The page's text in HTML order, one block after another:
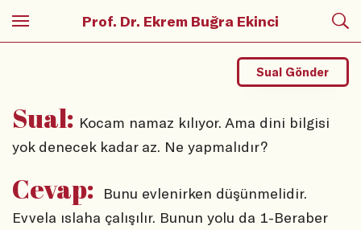
Prof. Dr. Ekrem Buğra Ekinci
Sual: Kocam namaz kılıyor. Ama dini bilgisi
yok denecek kadar az. Ne yapmalıdır?
Sual Gönder
Cevap:
Bunu evlenirken düşünmelidir.
Evvela ıslaha çalışılır. Bunun yolu da 1-Beraber